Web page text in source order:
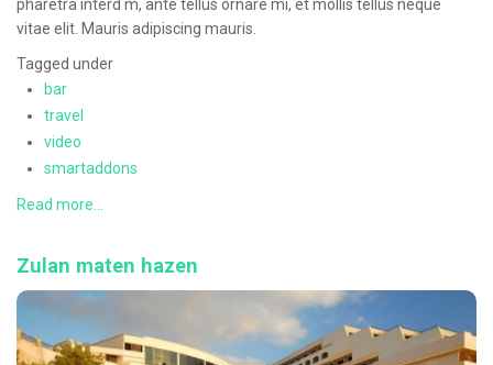
pharetra interd m, ante tellus ornare mi, et mollis tellus neque
vitae elit. Mauris adipiscing mauris.
Tagged under
bar
travel
video
smartaddons
Read more...
Zulan maten hazen